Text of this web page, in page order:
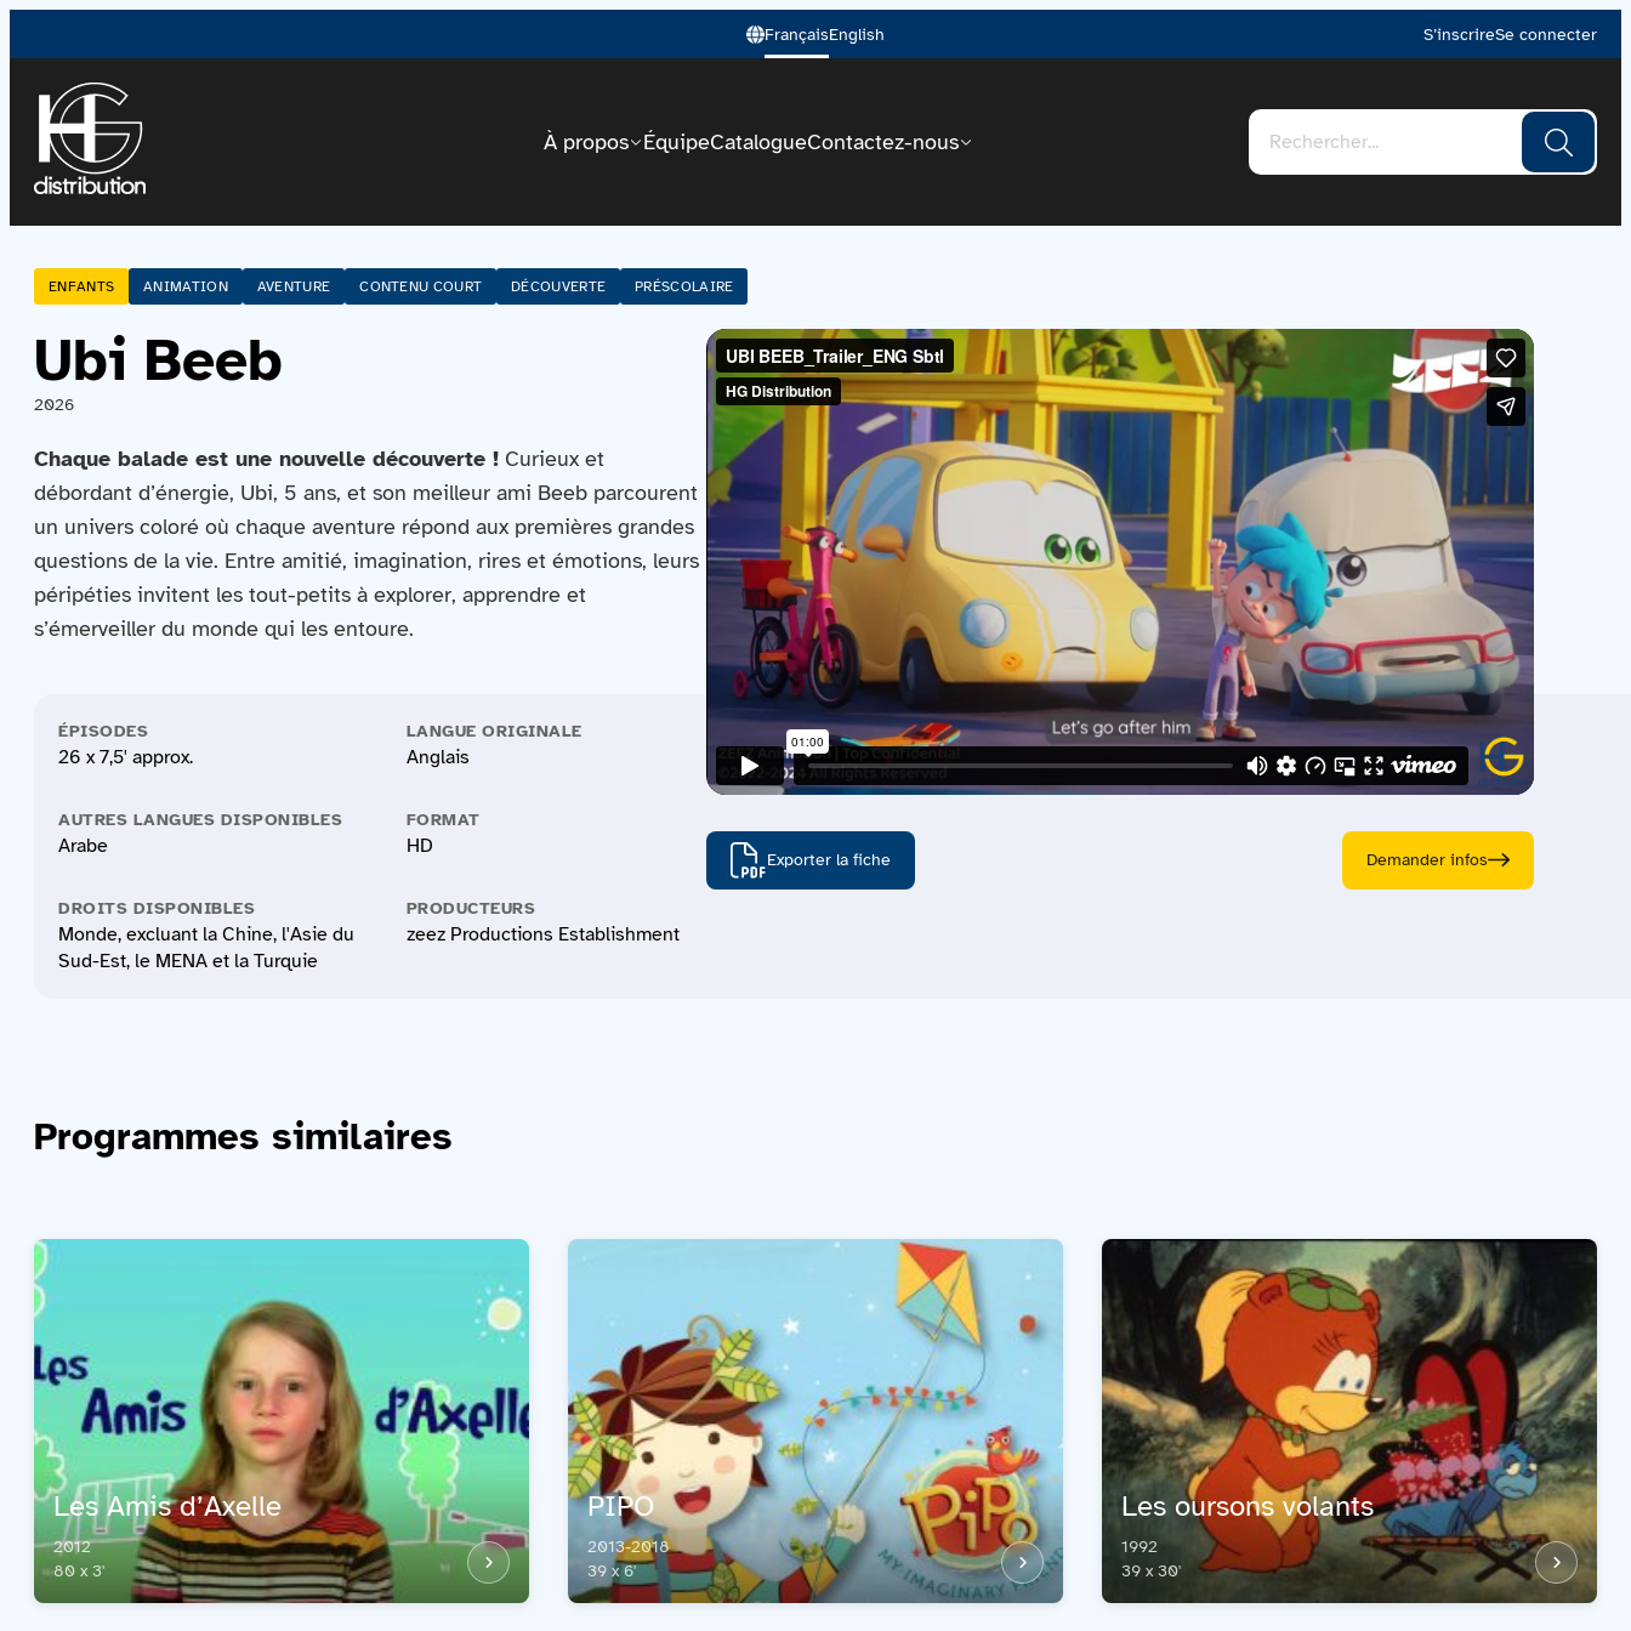
FrançaisEnglish S’inscrireSe connecter
À propos ÉquipeCatalogueContactez-nous
ENFANTS ANIMATION AVENTURE CONTENU COURT DÉCOUVERTE PRÉSCOLAIRE
Ubi Beeb
2026
Chaque balade est une nouvelle découverte ! Curieux et
débordant d’énergie, Ubi, 5 ans, et son meilleur ami Beeb parcourent
un univers coloré où chaque aventure répond aux premières grandes
questions de la vie. Entre amitié, imagination, rires et émotions, leurs
péripéties invitent les tout-petits à explorer, apprendre et
s’émerveiller du monde qui les entoure.
ÉPISODES
26 x 7,5' approx.
LANGUE ORIGINALE
Anglais
AUTRES LANGUES DISPONIBLES
Arabe
FORMAT
HD
DROITS DISPONIBLES
Monde, excluant la Chine, l'Asie du
Sud-Est, le MENA et la Turquie
PRODUCTEURS
zeez Productions Establishment
Exporter la fiche Demander infos
Programmes similaires
Les Amis d’Axelle
2012
80 x 3'
PIPO
2013-2018
39 x 6'
Les oursons volants
1992
39 x 30'